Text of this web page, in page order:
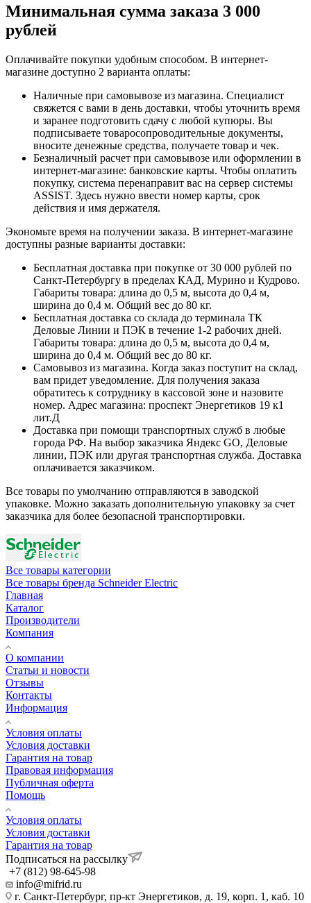
Минимальная сумма заказа 3 000
рублей
Оплачивайте покупки удобным способом. В интернет-
магазине доступно 2 варианта оплаты:
Наличные при самовывозе из магазина. Специалист
свяжется с вами в день доставки, чтобы уточнить время
и заранее подготовить сдачу с любой купюры. Вы
подписываете товаросопроводительные документы,
вносите денежные средства, получаете товар и чек.
Безналичный расчет при самовывозе или оформлении в
интернет-магазине: банковские карты. Чтобы оплатить
покупку, система перенаправит вас на сервер системы
ASSIST. Здесь нужно ввести номер карты, срок
действия и имя держателя.
Экономьте время на получении заказа. В интернет-магазине
доступны разные варианты доставки:
Бесплатная доставка при покупке от 30 000 рублей по
Санкт-Петербургу в пределах КАД, Мурино и Кудрово.
Габариты товара: длина до 0,5 м, высота до 0,4 м,
ширина до 0,4 м. Общий вес до 80 кг.
Бесплатная доставка со склада до терминала ТК
Деловые Линии и ПЭК в течение 1-2 рабочих дней.
Габариты товара: длина до 0,5 м, высота до 0,4 м,
ширина до 0,4 м. Общий вес до 80 кг.
Самовывоз из магазина. Когда заказ поступит на склад,
вам придет уведомление. Для получения заказа
обратитесь к сотруднику в кассовой зоне и назовите
номер. Адрес магазина: проспект Энергетиков 19 к1
лит.Д
Доставка при помощи транспортных служб в любые
города РФ. На выбор заказчика Яндекс GO, Деловые
линии, ПЭК или другая транспортная служба. Доставка
оплачивается заказчиком.
Все товары по умолчанию отправляются в заводской
упаковке. Можно заказать дополнительную упаковку за счет
заказчика для более безопасной транспортировки.
Все товары категории
Все товары бренда Schneider Electric
Главная
Каталог
Производители
Компания
О компании
Статьи и новости
Отзывы
Контакты
Информация
Условия оплаты
Условия доставки
Гарантия на товар
Правовая информация
Публичная оферта
Помощь
Условия оплаты
Условия доставки
Гарантия на товар
Подписаться на рассылку
+7 (812) 98-645-98
info@mifrid.ru
г. Санкт-Петербург, пр-кт Энергетиков, д. 19, корп. 1, каб. 10